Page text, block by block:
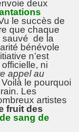
deux
le succès de
que chaque
sauvé de la
bénévole
n’est
ni
appel au
Voilà le pourquoi
Les
artistes
fruit des
sang de